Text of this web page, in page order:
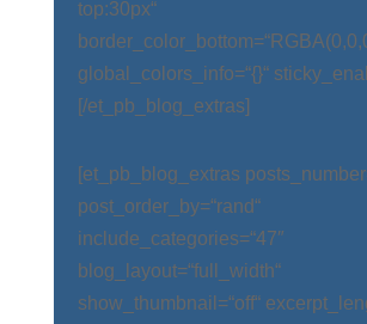
top:30px“
global_colors_info=“{}“
[/et_pb_blog_extras]
[et_pb_blog_extras
post_order_by=“rand“
include_categories=“47″
blog_layout=“full_width“
show_thumbnail=“off“